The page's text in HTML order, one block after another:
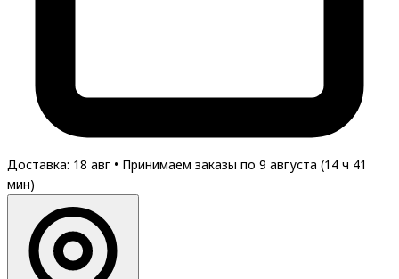
Доставка: 18 авг • Принимаем заказы по 9 августа (14 ч 41
мин)